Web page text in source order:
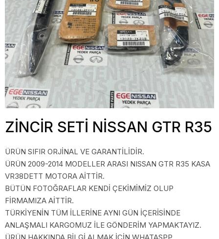
ZİNCİR SETİ NİSSAN GTR R35
ÜRÜN SIFIR ORJİNAL VE GARANTİLİDİR.
ÜRÜN 2009-2014 MODELLER ARASI NISSAN GTR R35 KASA
VR38DETT MOTORA AİTTİR.
BÜTÜN FOTOĞRAFLAR KENDİ ÇEKİMİMİZ OLUP
FİRMAMIZA AİTTİR.
TÜRKİYENİN TÜM İLLERİNE AYNI GÜN İÇERİSİNDE
ANLAŞMALI KARGOMUZ İLE GÖNDERİM YAPMAKTAYIZ.
ÜRÜN HAKKINDA BİLGİ ALMAK İÇİN WHATASPP